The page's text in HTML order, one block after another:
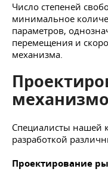
Число степеней
минимальное
параметров,
перемещения и
механизма.
Специалисты нашей
разработкой
Проектирование